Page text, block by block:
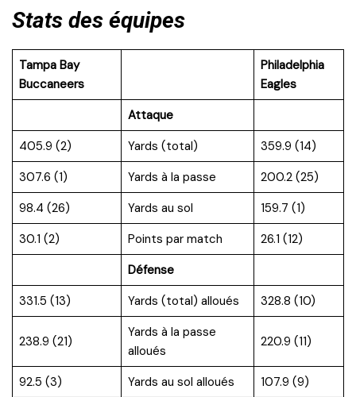
Stats des équipes
Tampa Bay
Buccaneers
Philadelphia
Eagles
Attaque
405.9 (2)
Yards (total)
359.9 (14)
307.6 (1)
Yards à la passe
200.2 (25)
98.4 (26)
Yards au sol
159.7 (1)
30.1 (2)
Points par match
26.1 (12)
Défense
331.5 (13)
Yards (total) alloués 328.8 (10)
238.9 (21)
Yards à la passe
alloués
220.9 (11)
92.5 (3) Yards au sol alloués 107.9 (9)